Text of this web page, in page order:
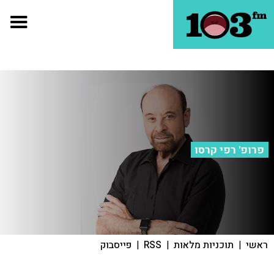
פרופ' רפי קרסו
ראשי | תוכניות מלאות |
RSS
| פייסבוק